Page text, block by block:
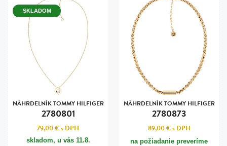
SKLADOM
NÁHRDELNÍK TOMMY HILFIGER
2780801
79,00 €s DPH
skladom, u vás 11.8.
NÁHRDELNÍK TOMMY HILFIGER
2780873
89,00 €s DPH
na požiadanie preveríme